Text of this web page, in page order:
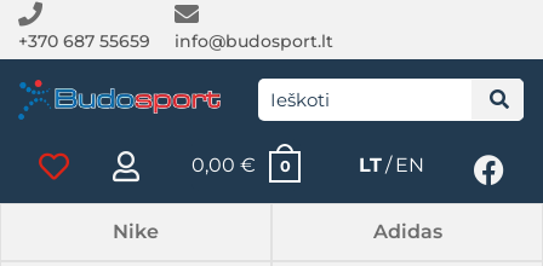
+370 687 55659 info@budosport.lt
0,00€ 0 LT EN
Nike Adidas